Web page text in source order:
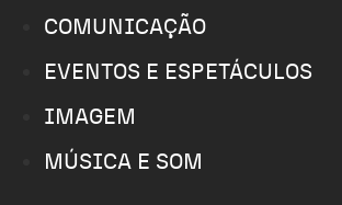
COMUNICAÇÃO
EVENTOS E ESPETÁCULOS
IMAGEM
MÚSICA E SOM